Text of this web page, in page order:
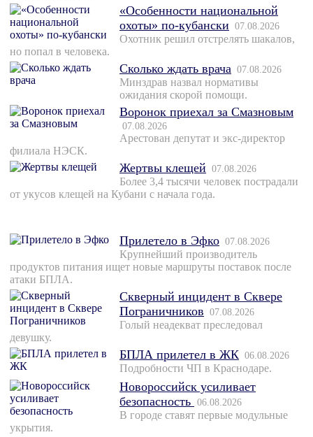
«Особенности национальной
охоты» по-кубански 07.08.2026
Охотник решил отстрелять шакалов,
но попал в человека.
Сколько ждать врача 07.08.2026
Минздрав назвал нормативы
ожидания скорой помощи.
Воронок приехал за Смазновым
07.08.2026
Арестован депутат и экс-директор
филиала НЭСК.
Жертвы клещей 07.08.2026
Более 3,4 тысячи человек пострадали
от укусов клещей на Кубани с начала года.
Прилетело в Эфко 07.08.2026
Крупнейший производитель
продуктов питания ищет новые маршруты поставок после
атаки БПЛА.
Скверный инцидент в Сквере
Пограничников 07.08.2026
Голый неадекват преследовал
девушку.
БПЛА прилетел в ЖК 06.08.2026
Подробности ЧП в Краснодаре.
Новороссийск усиливает
безопасность 06.08.2026
В городе ставят первые модульные
укрытия.